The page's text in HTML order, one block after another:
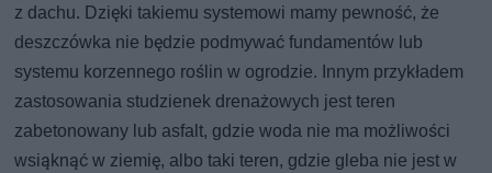
z dachu. Dzięki takiemu systemowi mamy pewność, że
deszczówka nie będzie podmywać fundamentów lub
systemu korzennego roślin w ogrodzie. Innym przykładem
zastosowania studzienek drenażowych jest teren
zabetonowany lub asfalt, gdzie woda nie ma możliwości
wsiąknąć w ziemię, albo taki teren, gdzie gleba nie jest w